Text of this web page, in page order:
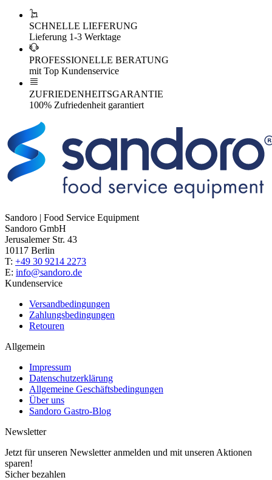
SCHNELLE LIEFERUNG
Lieferung 1-3 Werktage
PROFESSIONELLE BERATUNG
mit Top Kundenservice
ZUFRIEDENHEITSGARANTIE
100% Zufriedenheit garantiert
Sandoro | Food Service Equipment
Sandoro GmbH
Jerusalemer Str. 43
10117 Berlin
T: +49 30 9214 2273
E: info@sandoro.de
Kundenservice
Versandbedingungen
Zahlungsbedingungen
Retouren
Allgemein
Impressum
Datenschutzerklärung
Allgemeine Geschäftsbedingungen
Über uns
Sandoro Gastro-Blog
Newsletter
Jetzt für unseren Newsletter anmelden und mit unseren Aktionen
sparen!
Sicher bezahlen